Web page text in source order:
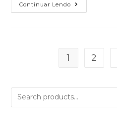
Continuar Lendo
1 2